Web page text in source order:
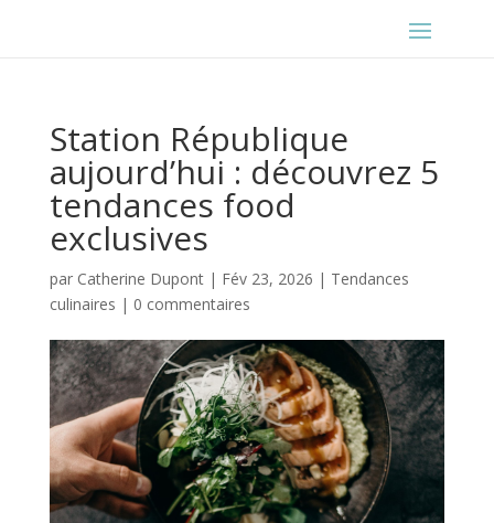
Station République
aujourd’hui : découvrez 5
tendances food
exclusives
par Catherine Dupont| Fév 23, 2026 | Tendances
culinaires | 0 commentaires